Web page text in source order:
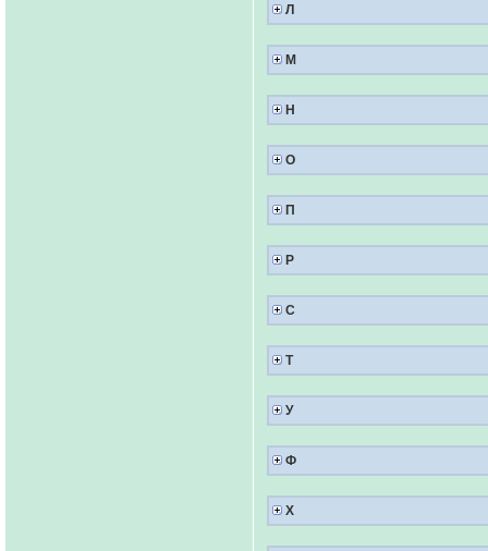
Л
М
Н
О
П
Р
С
Т
У
Ф
Х